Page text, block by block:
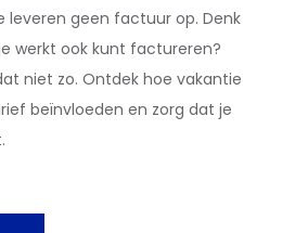
leveren geen factuur op. Denk
werkt ook kunt factureren?
niet zo. Ontdek hoe vakantie
beïnvloeden en zorg dat je